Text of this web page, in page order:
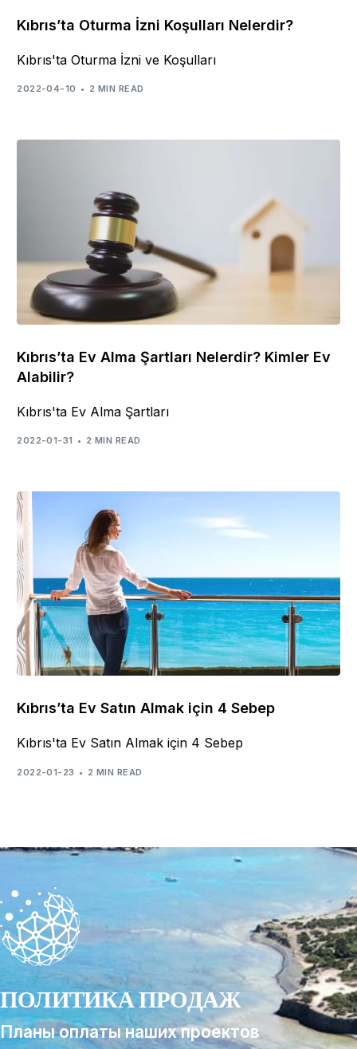
Kıbrıs’ta Oturma İzni Koşulları Nelerdir?
Kıbrıs'ta Oturma İzni ve Koşulları
2022-04-10 2 MIN READ
Kıbrıs’ta Ev Alma Şartları Nelerdir? Kimler Ev
Alabilir?
Kıbrıs'ta Ev Alma Şartları
2022-01-31 2 MIN READ
Kıbrıs’ta Ev Satın Almak için 4 Sebep
Kıbrıs'ta Ev Satın Almak için 4 Sebep
2022-01-23 2 MIN READ
ПОЛИТИКА ПРОДАЖ
Планы оплаты наших проектов